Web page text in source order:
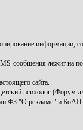
информации,
сообщения лежит на
сайта.
психолог (Форум
ФЗ "О рекламе" и